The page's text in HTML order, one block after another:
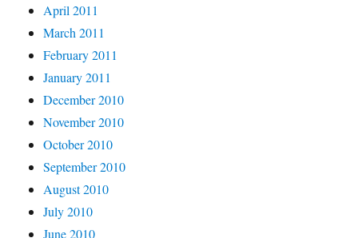
April 2011
March 2011
February 2011
January 2011
December 2010
November 2010
October 2010
September 2010
August 2010
July 2010
June 2010